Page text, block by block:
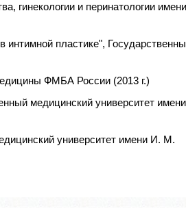
гинекологии и перинатологии имени
интимной пластике",
ФМБА России (2013 г.)
медицинский университет имени
университет имени И. М.